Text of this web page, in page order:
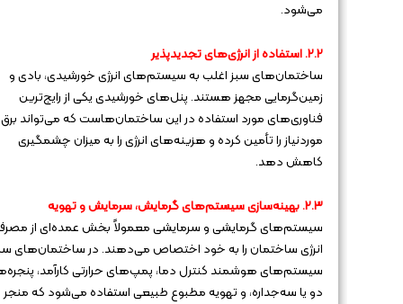
می‌شود.
۲.۲. استفاده از انرژی‌های تجدیدپذیر
ساختمان‌های سبز اغلب به سیستم‌های انرژی خورشیدی، بادی و
زمین‌گرمایی مجهز هستند. پنل‌های خورشیدی یکی از رایج‌ترین
فناوری‌های مورد استفاده در این ساختمان‌هاست که می‌تواند برق
موردنیاز را تأمین کرده و هزینه‌های انرژی را به میزان چشمگیری
کاهش دهد.
۲.۳. بهینه‌سازی سیستم‌های گرمایش، سرمایش و تهویه
سیستم‌های گرمایشی و سرمایشی معمولاً بخش عمده‌ای از
انرژی ساختمان را به خود اختصاص می‌دهند. در ساختمان‌های
سیستم‌های هوشمند کنترل دما، پمپ‌های حرارتی کارآمد،
دو یا سه‌جداره، و تهویه مطبوع طبیعی استفاده می‌شود که منجر